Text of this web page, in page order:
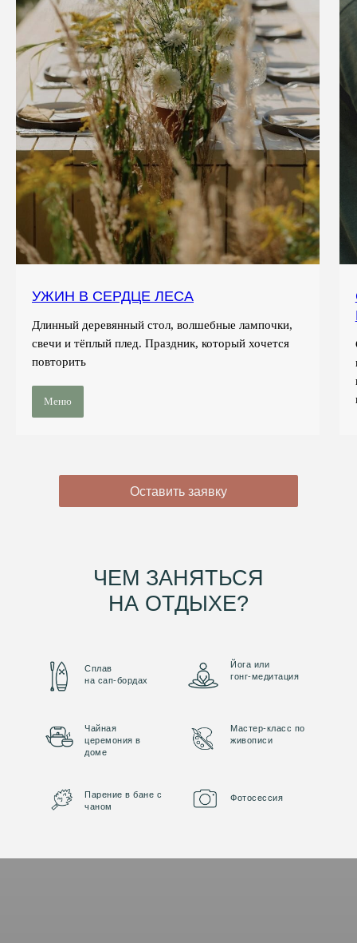
УЖИН В СЕРДЦЕ ЛЕСА
Длинный деревянный стол, волшебные лампочки,
свечи и тёплый плед. Праздник, который хочется
повторить
Меню
Оставить заявку
ЧЕМ ЗАНЯТЬСЯ
НА ОТДЫХЕ?
Сплав
на сап-бордах
Йога или
гонг-медитация
Чайная
церемония в
доме
Мастер-класс по
живописи
Парение в бане с
чаном
Фотосессия